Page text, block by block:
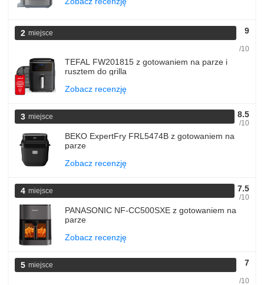
2 miejsce
TEFAL FW201815 z gotowaniem na parze i
rusztem do grilla
9
/10
Zobacz recenzję
3 miejsce
BEKO ExpertFry FRL5474B z gotowaniem na
parze
8.5
/10
Zobacz recenzję
4 miejsce
PANASONIC NF-CC500SXE z gotowaniem na
parze
7.5
/10
Zobacz recenzję
5 miejsce 7
/10